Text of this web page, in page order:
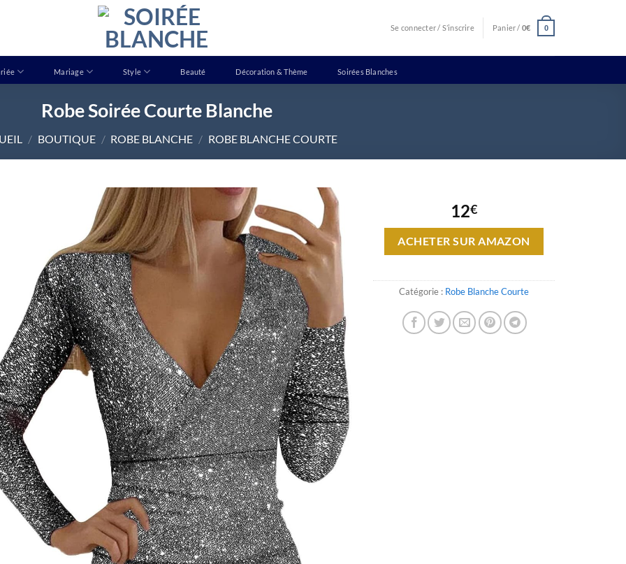
Se connecter / S’inscrire Panier / 0€ 0
Mariage Style Beauté Décoration & Thème Soirées Blanches
Robe Soirée Courte Blanche
/ BOUTIQUE / ROBE BLANCHE / ROBE BLANCHE COURTE
12€
ACHETER SUR AMAZON
Catégorie : Robe Blanche Courte